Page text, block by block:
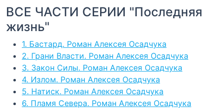
ВСЕ ЧАСТИ СЕРИИ "Последняя
жизнь"
1. Бастард. Роман Алексея Осадчука
2. Грани Власти. Роман Алексея Осадчука
3. Закон Силы. Роман Алексея Осадчука
4. Излом. Роман Алексея Осадчука
5. Натиск. Роман Алексея Осадчука
6. Пламя Севера. Роман Алексея Осадчука